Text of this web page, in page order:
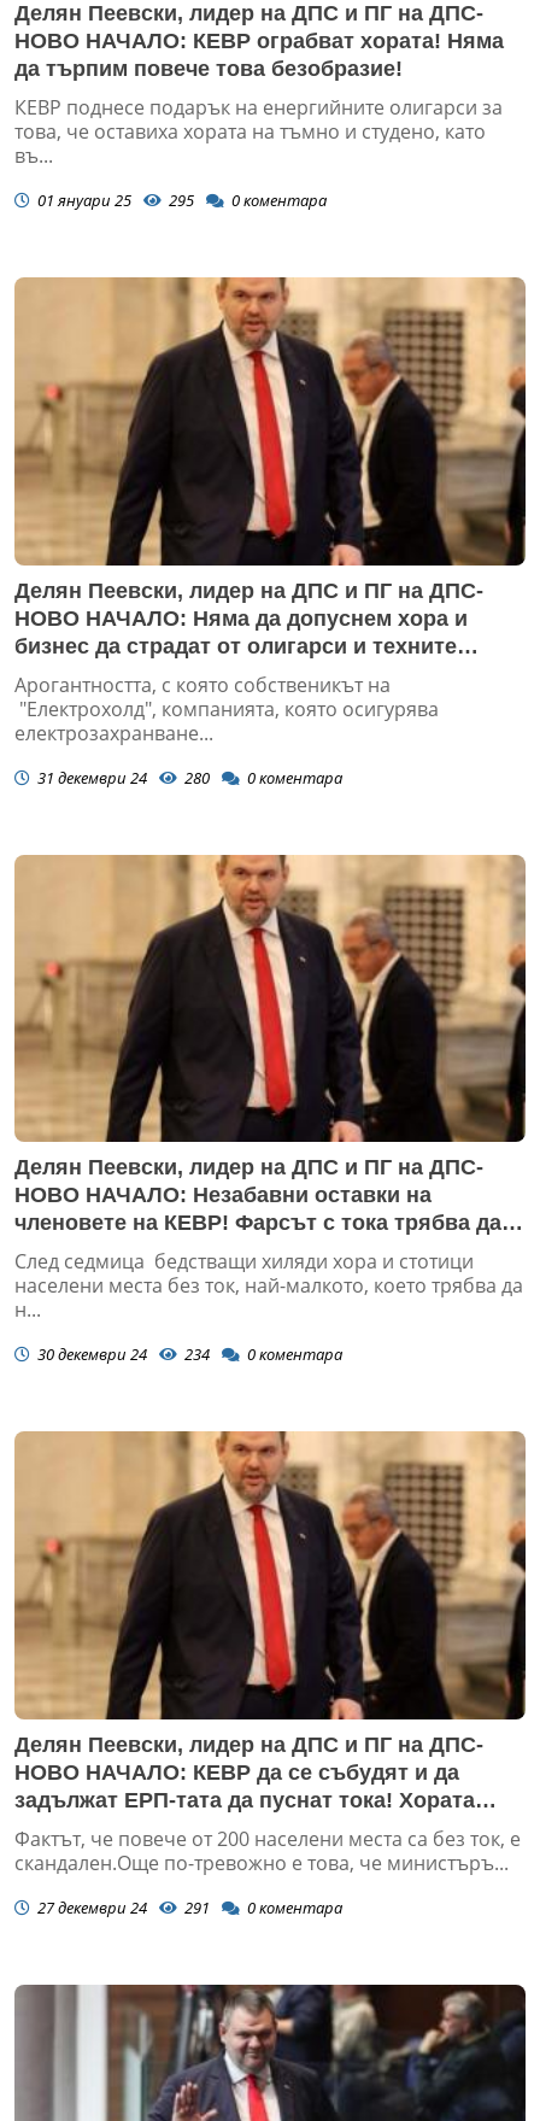
Делян Пеевски, лидер на ДПС и ПГ на ДПС-
НОВО НАЧАЛО: КЕВР ограбват хората! Няма
да търпим повече това безобразие!
КЕВР поднесе подарък на енергийните олигарси за
това, че оставиха хората на тъмно и студено, като
въ...
01 януари 25 295 0коментара
Делян Пеевски, лидер на ДПС и ПГ на ДПС-
НОВО НАЧАЛО: Няма да допуснем хора и
бизнес да страдат от олигарси и техните
ортаци. Внасяме мораториум върху
увеличението на цената на тока
Арогантността, с която собственикът на
"Електрохолд", компанията, която осигурява
електрозахранване...
31 декември 24 280 0коментара
Делян Пеевски, лидер на ДПС и ПГ на ДПС-
НОВО НАЧАЛО: Незабавни оставки на
членовете на КЕВР! Фарсът с тока трябва да
приключи!
След седмица бедстващи хиляди хора и стотици
населени места без ток, най-малкото, което трябва да
н...
30 декември 24 234 0коментара
Делян Пеевски, лидер на ДПС и ПГ на ДПС-
НОВО НАЧАЛО: КЕВР да се събудят и да
задължат ЕРП-тата да пуснат тока! Хората
неустойки не ги топлят
Фактът, че повече от 200 населени места са без ток, е
скандален.Още по-тревожно е това, че министъръ...
27 декември 24 291 0коментара